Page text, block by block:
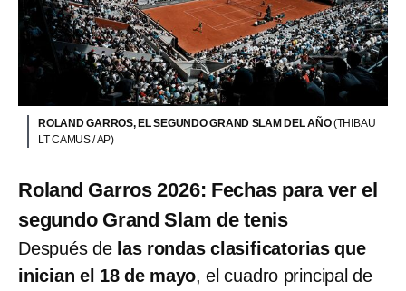
ROLAND GARROS, EL SEGUNDO GRAND SLAM DEL AÑO(THIBAU
LT CAMUS / AP)
Roland Garros 2026: Fechas para ver el
segundo Grand Slam de tenis
Después de las rondas clasificatorias que
inician el 18 de mayo, el cuadro principal de